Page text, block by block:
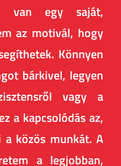
van egy saját,
az motivál, hogy
Könnyen
bárkivel, legyen
vagy a
a kapcsolódás az,
a közös munkát. A
a legjobban,